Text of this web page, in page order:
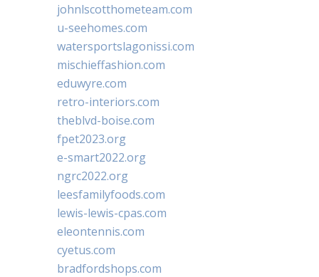
johnlscotthometeam.com
u-seehomes.com
watersportslagonissi.com
mischieffashion.com
eduwyre.com
retro-interiors.com
theblvd-boise.com
fpet2023.org
e-smart2022.org
ngrc2022.org
leesfamilyfoods.com
lewis-lewis-cpas.com
eleontennis.com
cyetus.com
bradfordshops.com